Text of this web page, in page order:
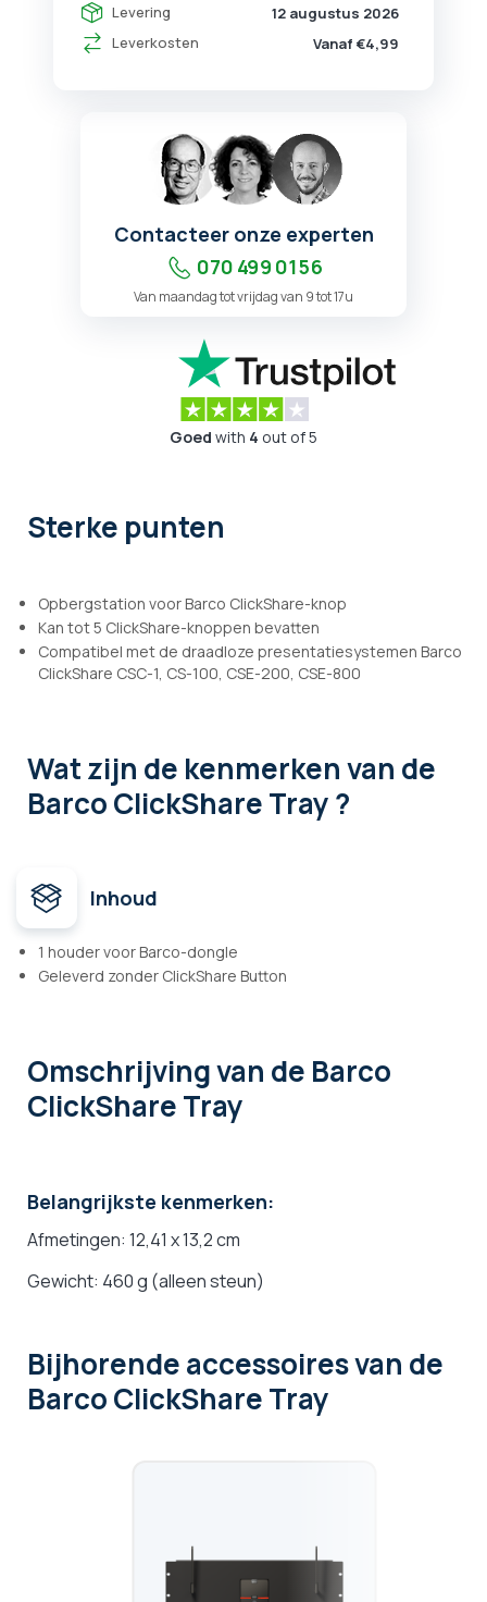
Levering
12 augustus 2026
Leverkosten
Vanaf €4,99
Contacteer onze experten
070 499 01 56
Van maandag tot vrijdag van 9 tot 17u
Goed with 4 out of 5
Sterke punten
Opbergstation voor Barco ClickShare-knop
Kan tot 5 ClickShare-knoppen bevatten
Compatibel met de draadloze presentatiesystemen Barco
ClickShare CSC-1, CS-100, CSE-200, CSE-800
Wat zijn de kenmerkenvan de
Barco ClickShare Tray ?
Inhoud
1 houder voor Barco-dongle
Geleverd zonder ClickShare Button
Omschrijvingvan de Barco
ClickShare Tray
Belangrijkste kenmerken:
Afmetingen: 12,41 x 13,2 cm
Gewicht: 460 g (alleen steun)
Bijhorende accessoiresvan de
Barco ClickShare Tray